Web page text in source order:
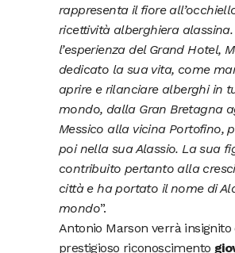
rappresenta il fiore
ricettività alberghiera
l’esperienza del Grand Hotel,
dedicato la sua vita, come
aprire e rilanciare alberghi in
mondo, dalla Gran Bretagna
Messico alla vicina Portofino,
poi nella sua Alassio.La sua
contribuito pertanto alla
città e ha portato il nome di
mondo”.
Antonio Marson verrà insignito
prestigioso riconoscimento